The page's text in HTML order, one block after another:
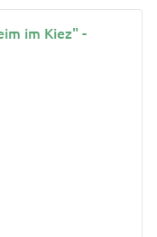
im Kiez" -